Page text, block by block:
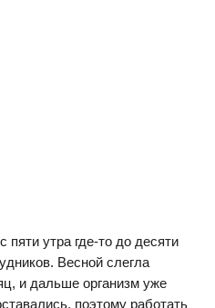
утра где-то до десяти
Весной слегла
и дальше организм уже
поэтому работать